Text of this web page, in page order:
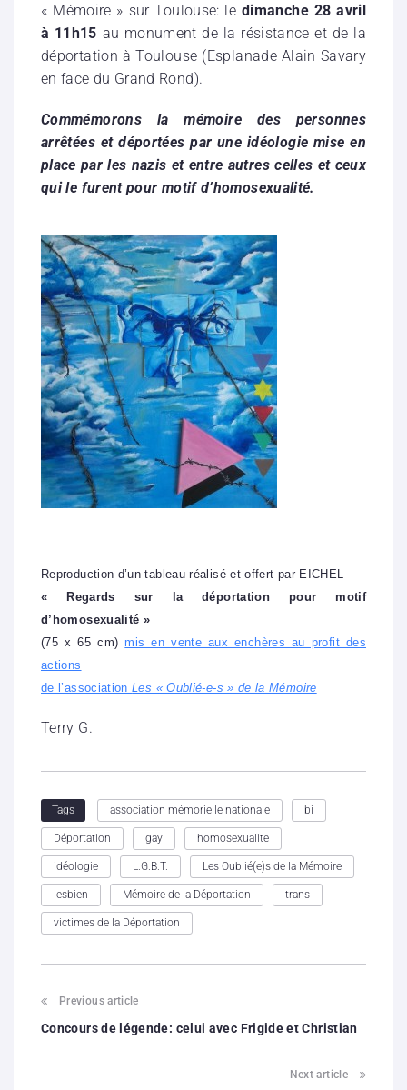
« Mémoire » sur Toulouse: ledimanche 28 avril
à 11h15 au monument de la résistance et de la
déportation à Toulouse (Esplanade Alain Savary
en face du Grand Rond).
Commémorons la mémoire des personnes
arrêtées et déportées par une idéologie mise en
place par les nazis et entre autres celles et ceux
qui le furent pour motif d’homosexualité.
Reproduction d’un tableau réalisé et offert par EICHEL
« Regards sur la déportation pour motif
d’homosexualité »
(75 x 65 cm) mis en vente aux enchères au profit des
actions
de l’associationLes « Oublié-e-s » de la Mémoire
Terry G.
Tags association mémorielle nationale bi
Déportation gay homosexualite
idéologie L.G.B.T. Les Oublié(e)s de la Mémoire
lesbien Mémoire de la Déportation trans
victimes de la Déportation
Previous article
Concours de légende: celui avec Frigide et Christian
Next article